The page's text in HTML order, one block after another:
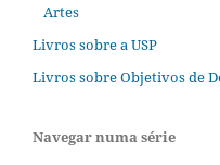
Artes
Livros sobre a USP
Livros sobre Objetivos de
Navegar numa série